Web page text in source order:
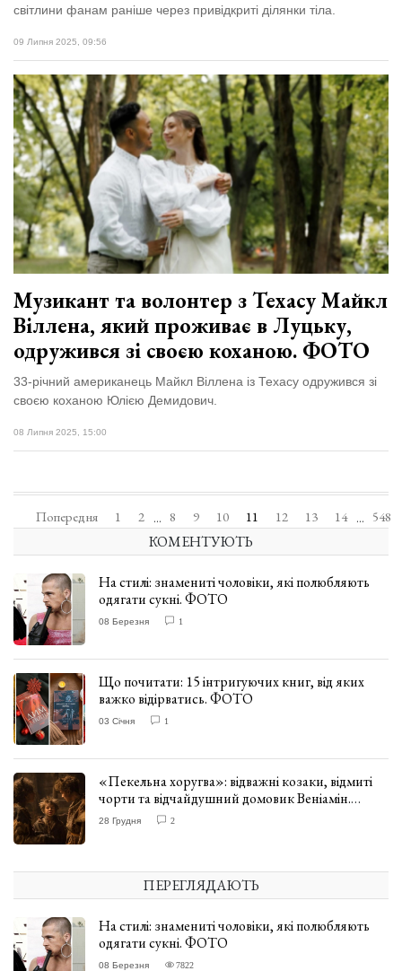
світлини фанам раніше через привідкриті ділянки тіла.
09 Липня 2025, 09:56
Музикант та волонтер з Техасу Майкл
Віллена, який проживає в Луцьку,
одружився зі своєю коханою. ФОТО
33-річний американець Майкл Віллена із Техасу одружився зі
своєю коханою Юлією Демидович.
08 Липня 2025, 15:00
Попередня 1 2 ... 8 9 10 11 12 13 14 ... 548
КОМЕНТУЮТЬ
На стилі: знамениті чоловіки, які полюбляють
одягати сукні. ФОТО
08 Березня 1
Що почитати: 15 інтригуючих книг, від яких
важко відірватись. ФОТО
03 Січня 1
«Пекельна хоругва»: відважні козаки, відмиті
чорти та відчайдушний домовик Веніамін.
ВІДГУК
28 Грудня 2
ПЕРЕГЛЯДАЮТЬ
На стилі: знамениті чоловіки, які полюбляють
одягати сукні. ФОТО
08 Березня 7822